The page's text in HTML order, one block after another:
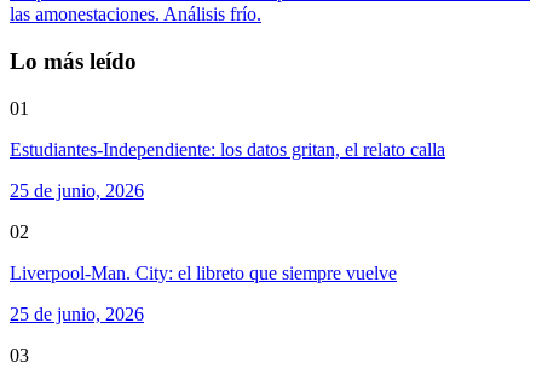
las amonestaciones. Análisis frío.
Lo más leído
01
Estudiantes-Independiente: los datos gritan, el relato calla
25 de junio, 2026
02
Liverpool-Man. City: el libreto que siempre vuelve
25 de junio, 2026
03